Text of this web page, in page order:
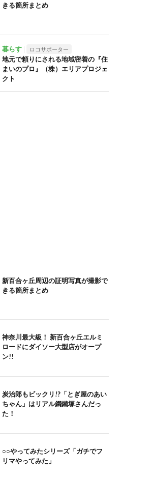
きる箇所まとめ
暮らす ロコサポーター
地元で頼りにされる地域密着の『住
まいのプロ』（株）エリアプロジェ
クト
新百合ヶ丘周辺の証明写真が撮影で
きる箇所まとめ
神奈川最大級！ 新百合ヶ丘エルミ
ロードにダイソー大型店がオープ
ン!!
炭治郎もビックリ!?「とぎ屋のあい
ちゃん」はリアル鋼鐵塚さんだっ
た！
○○やってみたシリーズ「ガチでフ
リマやってみた」